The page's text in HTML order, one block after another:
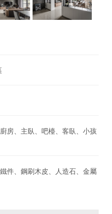
房、主臥、吧檯、客臥、小孩
件、鋼刷木皮、人造石、金屬